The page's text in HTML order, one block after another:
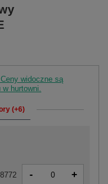
widoczne są
hurtowni.
(+6)
- +